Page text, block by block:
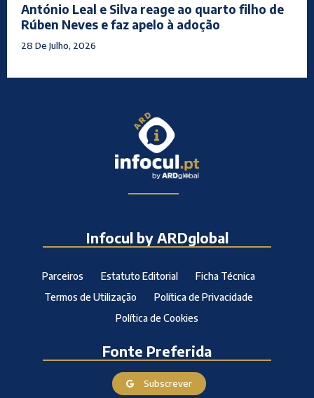
António Leal e Silva reage ao quarto filho de
Rúben Neves e faz apelo à adoção
28 De Julho, 2026
Infocul by ARDglobal
Parceiros Estatuto Editorial
Ficha Técnica
Termos de Utilização
Política de Privacidade
Política de Cookies
Fonte Preferida
Subscrever